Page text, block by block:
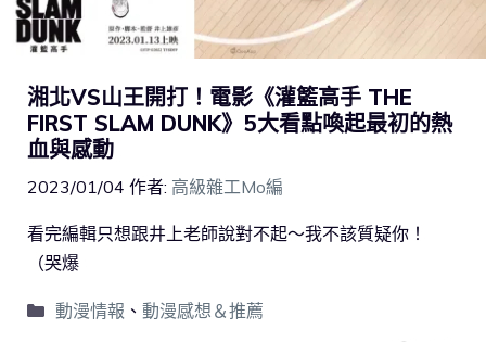
湘北VS山王開打！電影《灌籃高手 THE
FIRST SLAM DUNK》5大看點喚起最初的熱
血與感動
2023/01/04 作者: 高級雜工Mo編
看完編輯只想跟井上老師說對不起～我不該質疑你！
（哭爆
動漫情報 、 動漫感想＆推薦